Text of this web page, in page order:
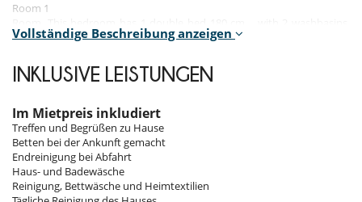
Room 1
bathtub, walk-in shower. This bedroom includes also TV, safe, private
Room 2
walk-in shower. This bedroom includes also TV, safe, private terrace,
hair dryer, towel dryer, WC.
Room 3
Room. This bedroom has 1 double bed 180 cm. , with 2 washbasins,
walk-in shower. This bedroom includes also TV, safe, private terrace,
hair dryer, towel dryer, WC.
Vollständige Beschreibung anzeigen
INKLUSIVE LEISTUNGEN
Im Mietpreis inkludiert
Treffen und Begrüßen zu Hause
Betten bei der Ankunft gemacht
Endreinigung bei Abfahrt
Haus- und Badewäsche
Reinigung, Bettwäsche und Heimtextilien